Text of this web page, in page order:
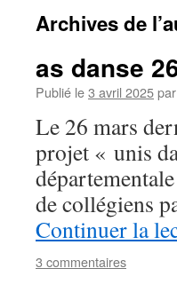
Archives de
as danse
Publié le3 avril 2025par
Le 26 mars
projet « unis
de collégiens
Continuer la
3 commentaires